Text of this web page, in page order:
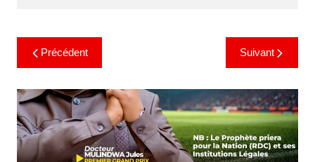
Précédent Suivant